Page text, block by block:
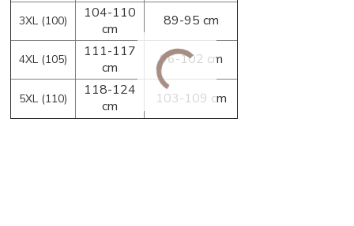
3XL (100)
104-110
cm
89-95 cm
4XL (105)
111-117
cm
96-102 cm
5XL (110)
118-124
cm
103-109 cm